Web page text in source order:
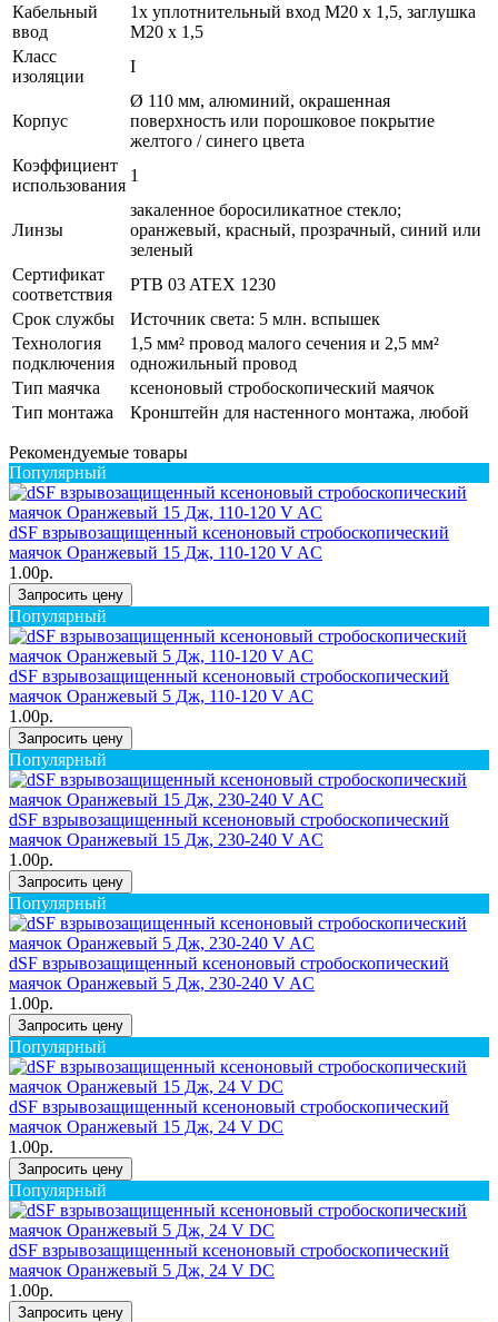
Кабельный
ввод
1х уплотнительный вход M20 x 1,5, заглушка
M20 х 1,5
Класс
изоляции
I
Корпус
Ø 110 мм, алюминий, окрашенная
поверхность или порошковое покрытие
желтого / синего цвета
Коэффициент
использования
1
Линзы
закаленное боросиликатное стекло;
оранжевый, красный, прозрачный, синий или
зеленый
Сертификат
соответствия
PTB 03 ATEX 1230
Срок службы
Источник света: 5 млн. вспышек
Технология
подключения
1,5 мм² провод малого сечения и 2,5 мм²
одножильный провод
Тип маячка
ксеноновый стробоскопический маячок
Тип монтажа
Кронштейн для настенного монтажа, любой
Рекомендуемые товары
Популярный
dSF взрывозащищенный ксеноновый стробоскопический
маячок Оранжевый 15 Дж, 110-120 V AC
1.00р.
Запросить цену
Популярный
dSF взрывозащищенный ксеноновый стробоскопический
маячок Оранжевый 5 Дж, 110-120 V AC
1.00р.
Запросить цену
Популярный
dSF взрывозащищенный ксеноновый стробоскопический
маячок Оранжевый 15 Дж, 230-240 V AC
1.00р.
Запросить цену
Популярный
dSF взрывозащищенный ксеноновый стробоскопический
маячок Оранжевый 5 Дж, 230-240 V AC
1.00р.
Запросить цену
Популярный
dSF взрывозащищенный ксеноновый стробоскопический
маячок Оранжевый 15 Дж, 24 V DC
1.00р.
Запросить цену
Популярный
dSF взрывозащищенный ксеноновый стробоскопический
маячок Оранжевый 5 Дж, 24 V DC
1.00р.
Запросить цену